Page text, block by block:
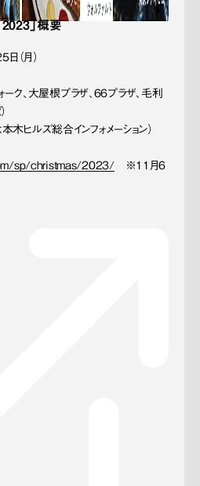
」概要
（月）
ーク、大屋根プラザ、66プラザ、毛利
ヒルズ総合インフォメーション）
sp/christmas/2023/ ※11月6